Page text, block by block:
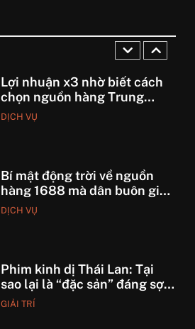
Lợi nhuận x3 nhờ biết cách
chọn nguồn hàng Trung
Quốc chuẩn
DỊCH VỤ
Bí mật động trời về nguồn
hàng 1688 mà dân buôn giấu
nhẹm!
Phim kinh dị Thái Lan: Tại
sao lại là “đặc sản” đáng sợ
nhất thế giới?
GIẢI TRÍ